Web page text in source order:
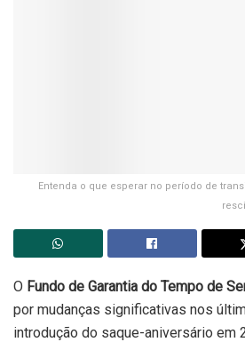
Entenda o que esperar no período de
O Fundo de Garantia do Tempo de
por mudanças significativas nos
introdução do saque-aniversário em